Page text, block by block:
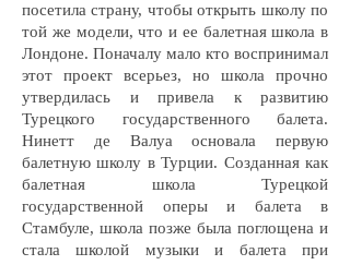
посетила страну, чтобы открыть школу по
той же модели, что и ее балетная школа в
Лондоне. Поначалу мало кто воспринимал
этот проект всерьез, но школа прочно
утвердилась и привела к развитию
Турецкого государственного балета.
Нинетт де Валуа основала первую
балетную школу в Турции. Созданная как
балетная школа Турецкой
государственной оперы и балета в
Стамбуле, школа позже была поглощена и
стала школой музыки и балета при